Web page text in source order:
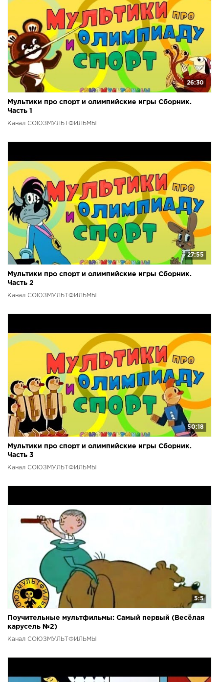
26:30
Мультики про спорт и олимпийские игры Сборник.
Часть 1
Канал СОЮЗМУЛЬТФИЛЬМЫ
27:55
Мультики про спорт и олимпийские игры Сборник.
Часть 2
Канал СОЮЗМУЛЬТФИЛЬМЫ
50:18
Мультики про спорт и олимпийские игры Сборник.
Часть 3
Канал СОЮЗМУЛЬТФИЛЬМЫ
5:5
Поучительные мультфильмы: Самый первый (Весёлая
карусель №2)
Канал СОЮЗМУЛЬТФИЛЬМЫ